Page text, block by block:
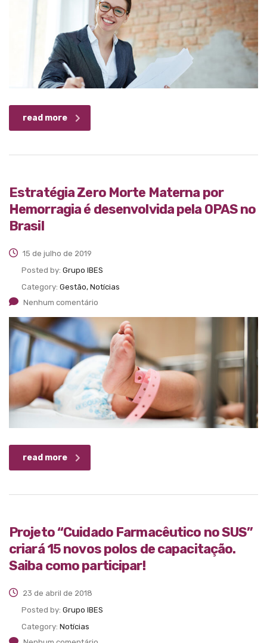
read more
Estratégia Zero Morte Materna por
Hemorragia é desenvolvida pela OPAS no
Brasil
15 de julho de 2019
Posted by: Grupo IBES
Category: Gestão, Notícias
Nenhum comentário
read more
Projeto “Cuidado Farmacêutico no SUS”
criará 15 novos polos de capacitação.
Saiba como participar!
23 de abril de 2018
Posted by: Grupo IBES
Category: Notícias